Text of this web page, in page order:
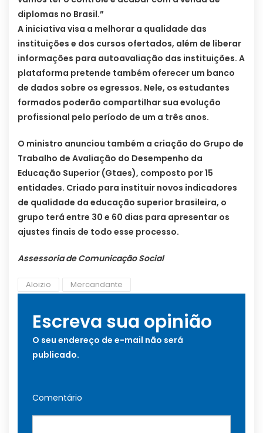
diplomas no Brasil.”
A iniciativa visa a melhorar a qualidade das
instituições e dos cursos ofertados, além de liberar
informações para autoavaliação das instituições. A
plataforma pretende também oferecer um banco
de dados sobre os egressos. Nele, os estudantes
formados poderão compartilhar sua evolução
profissional pelo período de um a três anos.
O ministro anunciou também a criação do Grupo de
Trabalho de Avaliação do Desempenho da
Educação Superior (Gtaes), composto por 15
entidades. Criado para instituir novos indicadores
de qualidade da educação superior brasileira, o
grupo terá entre 30 e 60 dias para apresentar os
ajustes finais de todo esse processo.
Assessoria de Comunicação Social
Aloizio Mercandante
Escreva sua opinião
O seu endereço de e-mail não será
publicado.
Comentário